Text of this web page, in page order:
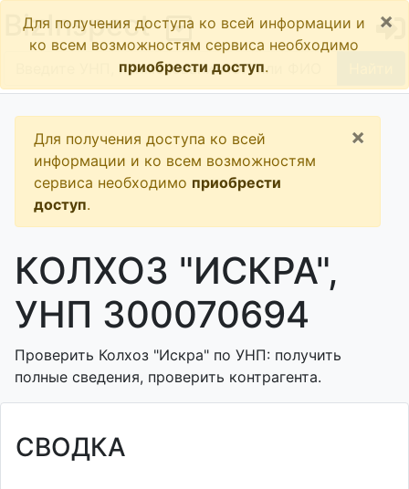
BizInspect
Для получения доступа ко всей информации и
ко всем возможностям сервиса необходимо
приобрести доступ.
×
Для получения доступа ко всей
информации и ко всем возможностям
сервиса необходимо приобрести
доступ.
×
КОЛХОЗ "ИСКРА",
УНП 300070694
Проверить Колхоз "Искра" по УНП: получить
полные сведения, проверить контрагента.
СВОДКА